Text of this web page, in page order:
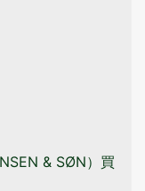
& SØN）買